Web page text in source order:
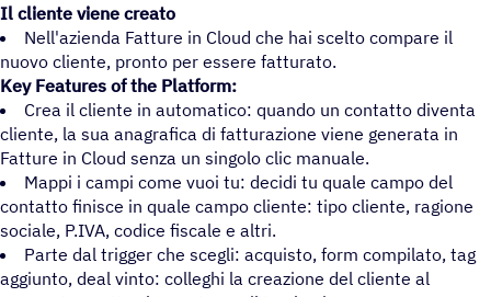
Il cliente viene creato
Nell'azienda Fatture in Cloud che hai scelto compare il
nuovo cliente, pronto per essere fatturato.
Key Features of the Platform:
Crea il cliente in automatico: quando un contatto diventa
cliente, la sua anagrafica di fatturazione viene generata in
Fatture in Cloud senza un singolo clic manuale.
Mappi i campi come vuoi tu: decidi tu quale campo del
contatto finisce in quale campo cliente: tipo cliente, ragione
sociale, P.IVA, codice fiscale e altri.
Parte dal trigger che scegli: acquisto, form compilato, tag
aggiunto, deal vinto: colleghi la creazione del cliente al